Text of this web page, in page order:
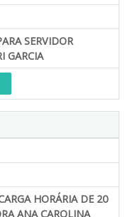
SERVIDOR
GARCIA
HORÁRIA DE 20
ANA CAROLINA